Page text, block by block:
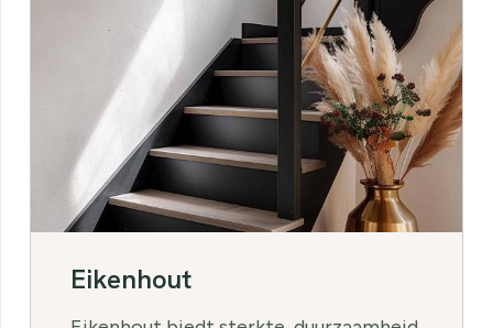
Eikenhout